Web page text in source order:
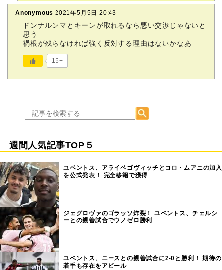
Anonymous 2021年5月5日 20:43
ドンナルンマとキーンが取れるなら悪い交渉じゃないと
思う
禍根が残らなければ強く反対する理由はないかなあ
16+
週間人気記事TOP５
ユベントス、アライベゴヴィッチとコロ・ムアニの加入
を公式発表！ 完全移籍で獲得
ジェグロヴァのゴラッソ炸裂！ ユベントス、チェルシ
ーとの親善試合でウノゼロ勝利
ユベントス、ニースとの親善試合に2-0と勝利！ 期待の
若手も存在をアピール